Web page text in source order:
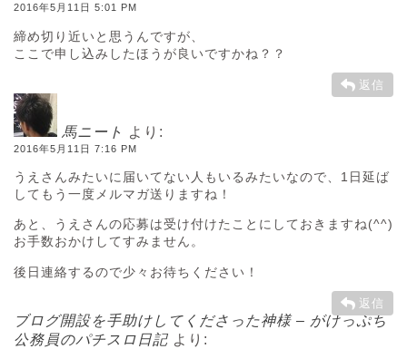
2016年5月11日 5:01 PM
締め切り近いと思うんですが、
ここで申し込みしたほうが良いですかね？？
返信
馬ニート より:
2016年5月11日 7:16 PM
うえさんみたいに届いてない人もいるみたいなので、1日延ば
してもう一度メルマガ送りますね！
あと、うえさんの応募は受け付けたことにしておきますね(^^)
お手数おかけしてすみません。
後日連絡するので少々お待ちください！
返信
ブログ開設を手助けしてくださった神様 – がけっぷち
公務員のパチスロ日記 より: